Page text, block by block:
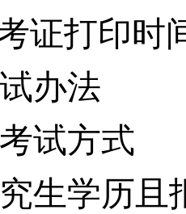
证打印时
办法
考试方式
生学历且